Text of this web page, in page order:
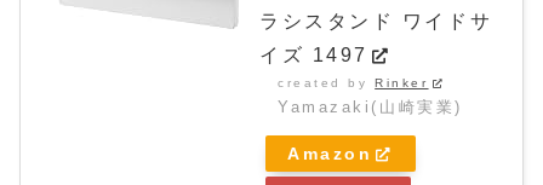
ラシスタンド ワイドサ
イズ 1497
created byRinker
Yamazaki(山崎実業)
Amazon